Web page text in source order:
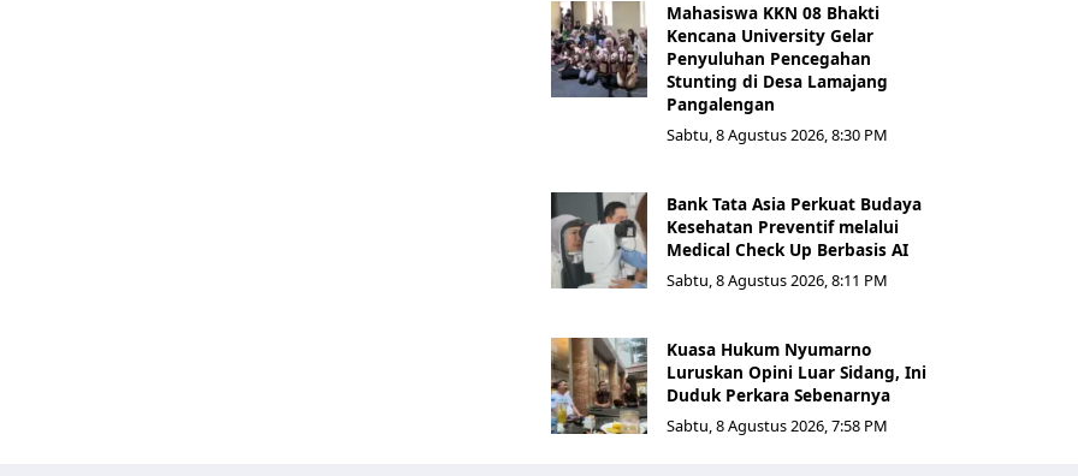
Mahasiswa KKN 08 Bhakti
Kencana University Gelar
Penyuluhan Pencegahan
Stunting di Desa Lamajang
Pangalengan
Sabtu, 8 Agustus 2026, 8:30 PM
Bank Tata Asia Perkuat Budaya
Kesehatan Preventif melalui
Medical Check Up Berbasis AI
Sabtu, 8 Agustus 2026, 8:11 PM
Kuasa Hukum Nyumarno
Luruskan Opini Luar Sidang, Ini
Duduk Perkara Sebenarnya ​
Sabtu, 8 Agustus 2026, 7:58 PM